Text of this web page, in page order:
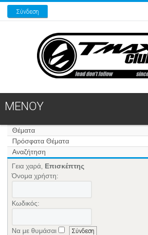
Σύνδεση
ΜΕΝΟΥ
Θέματα
Πρόσφατα Θέματα
Αναζήτηση
Γεια χαρά, Επισκέπτης
Όνομα χρήστη:
Κωδικός:
Να με θυμάσαι